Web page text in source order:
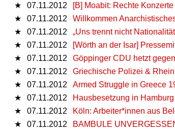
★
07.11.2012
[B] Moabit: Rechte
★
07.11.2012
Willkommen
★
07.11.2012
„Uns trennt nicht
★
07.11.2012
[Wörth an der Isar]
★
07.11.2012
Göppinger CDU hetzt
★
07.11.2012
Griechische Polizei &
★
07.11.2012
Armed Struggle in Greece
★
07.11.2012
Hausbesetzung in Hamburg
★
07.11.2012
Köln: Arbeiter*innen aus
★
07.11.2012
BAMBULE